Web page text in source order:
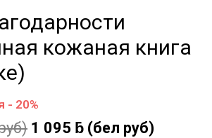
кожаная книга
- 20%
1 095 ƃ (бел руб)